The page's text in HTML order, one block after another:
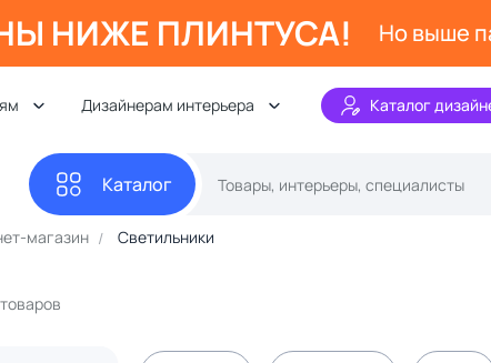
НИЖЕ ПЛИНТУСА! Но выше
Дизайнерам интерьера Каталог
Каталог
магазин Светильники